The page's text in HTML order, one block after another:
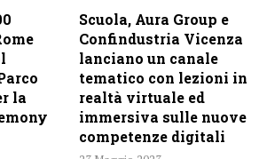
la
Scuola, Aura Group e
Confindustria Vicenza
lanciano un canale
tematico con lezioni in
realtà virtuale ed
immersiva sulle nuove
competenze digitali